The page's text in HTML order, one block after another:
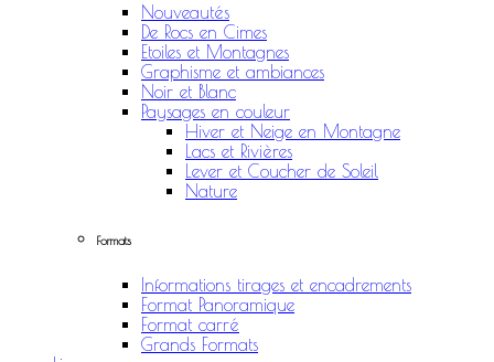
Nouveautés
De Rocs en Cimes
Etoiles et Montagnes
Graphisme et ambiances
Noir et Blanc
Paysages en couleur
Hiver et Neige en Montagne
Lacs et Rivières
Lever et Coucher de Soleil
Nature
Formats
Informations tirages et encadrements
Format Panoramique
Format carré
Grands Formats